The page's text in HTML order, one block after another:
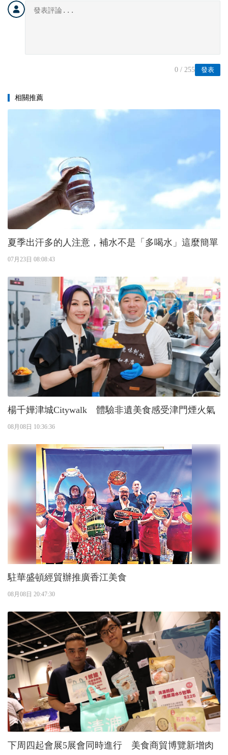
發表
0 / 255
相關推薦
夏季出汗多的人注意，補水不是「多喝水」這麼簡單
07月23日 08:08:43
楊千嬅津城Citywalk 體驗非遺美食感受津門煙火氣
08月08日 10:36:36
駐華盛頓經貿辦推廣香江美食
08月08日 20:47:30
下周四起會展5展會同時進行 美食商貿博覽新增肉